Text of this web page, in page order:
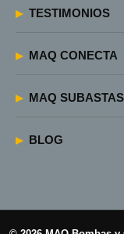
TESTIMONIOS
MAQ CONECTA
MAQ SUBASTAS
BLOG